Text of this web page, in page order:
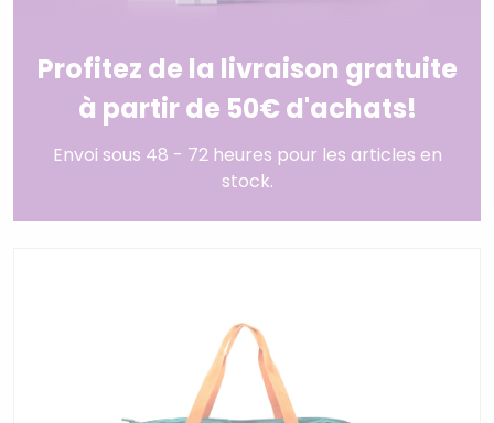
Profitez de la livraison gratuite
à partir de 50€ d'achats!
Envoi sous 48 - 72 heures pour les articles en
stock.